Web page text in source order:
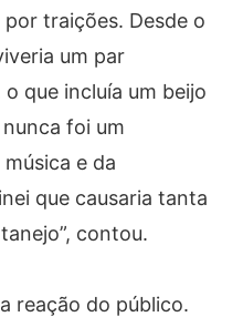
traições. Desde o
um par
que incluía um beijo
nunca foi um
e da
que causaria tanta
contou.
reação do público.